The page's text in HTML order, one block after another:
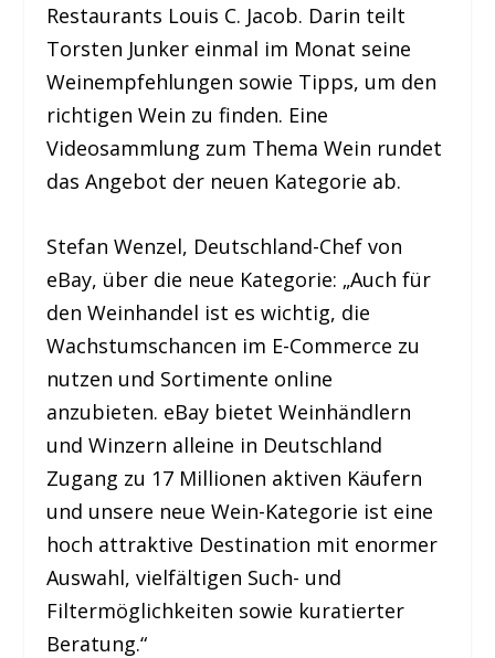
Restaurants Louis C. Jacob. Darin teilt
Torsten Junker einmal im Monat seine
Weinempfehlungen sowie Tipps, um den
richtigen Wein zu finden. Eine
Videosammlung zum Thema Wein rundet
das Angebot der neuen Kategorie ab.
Stefan Wenzel, Deutschland-Chef von
eBay, über die neue Kategorie: „Auch für
den Weinhandel ist es wichtig, die
Wachstumschancen im E-Commerce zu
nutzen und Sortimente online
anzubieten. eBay bietet Weinhändlern
und Winzern alleine in Deutschland
Zugang zu 17 Millionen aktiven Käufern
und unsere neue Wein-Kategorie ist eine
hoch attraktive Destination mit enormer
Auswahl, vielfältigen Such- und
Filtermöglichkeiten sowie kuratierter
Beratung.“